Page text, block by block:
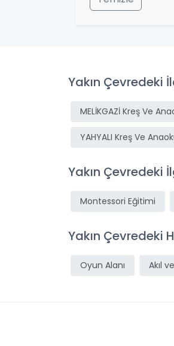
Yakın Çevredeki
MELİKGAZİ Kreş Ve
YAHYALI Kreş Ve
Yakın Çevredeki
Montessori Eğitimi
Yakın Çevredeki
Oyun Alanı Akıl